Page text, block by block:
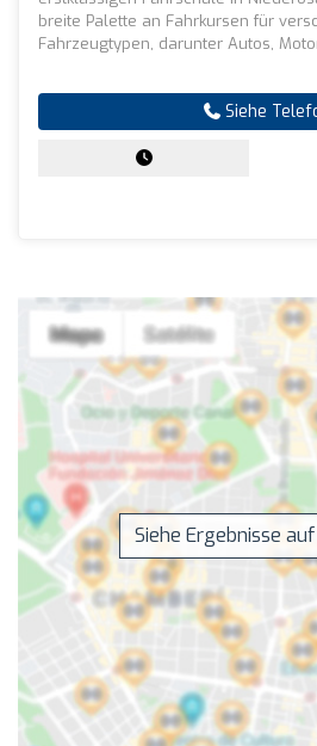
breite Palette an Fahrkursen für
Fahrzeugtypen, darunter Autos,
Siehe
Siehe Ergebnisse